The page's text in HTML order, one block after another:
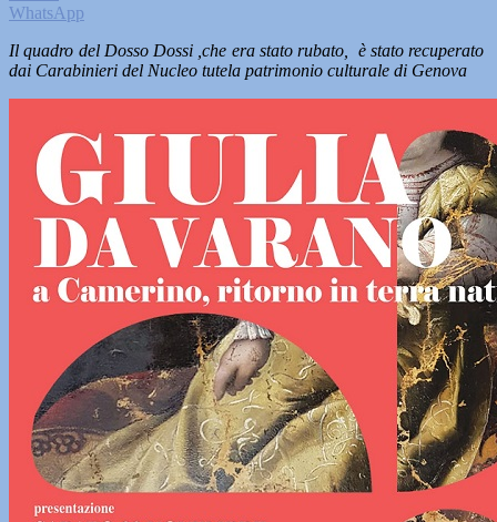
WhatsApp
Il quadro del Dosso Dossi ,che era stato rubato, è stato recuperato
dai Carabinieri del Nucleo tutela patrimonio culturale di Genova